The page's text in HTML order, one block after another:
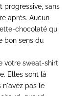
progressive, sans
après. Aucun
chocolaté qui
bon sens du
votre sweat-shirt
Elles sont là
n'avez pas le